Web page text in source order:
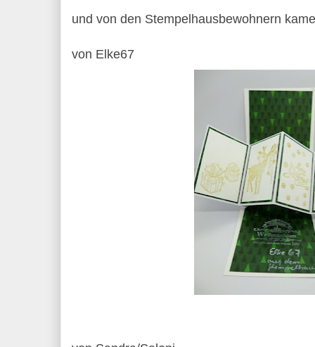
und von den Stempelhausbewohnern
von Elke67